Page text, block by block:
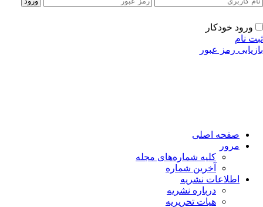
ورود خودکار
نام
رمز عبور
صفحه اصلی
مرور
کلیه شماره‌های مجله
آخرین شماره
اطلاعات نشریه
درباره نشریه
هیات تحریریه